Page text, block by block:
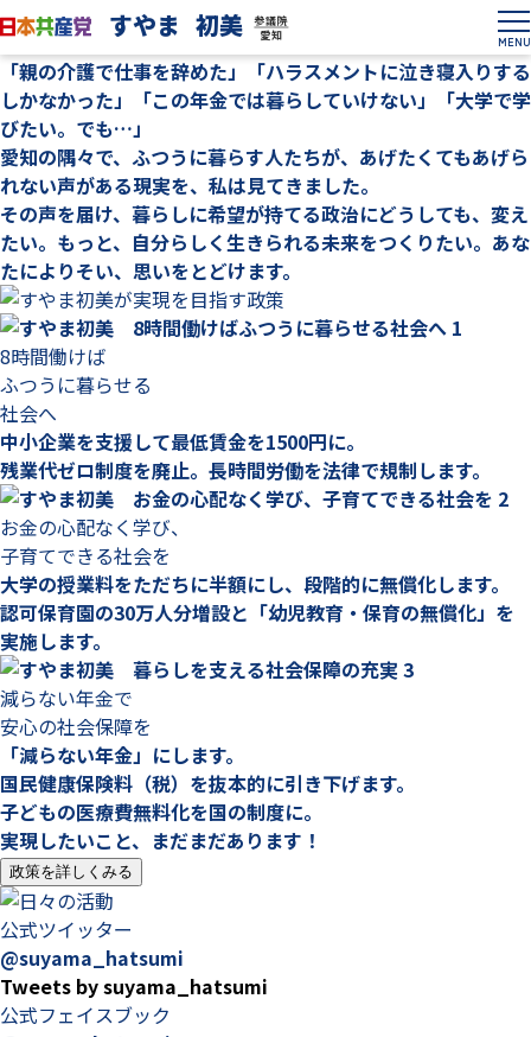
すやま 初美
参議院
愛知
MENU
こんにちは、すやま初美です。
「親の介護で仕事を辞めた」「ハラスメントに泣き寝入りする
しかなかった」「この年金では暮らしていけない」「大学で学
びたい。でも…」
愛知の隅々で、ふつうに暮らす人たちが、あげたくてもあげら
れない声がある現実を、私は見てきました。
その声を届け、暮らしに希望が持てる政治にどうしても、変え
たい。もっと、自分らしく生きられる未来をつくりたい。あな
たによりそい、思いをとどけます。
1
8時間働けば
ふつうに暮らせる
社会へ
中小企業を支援して最低賃金を1500円に。
残業代ゼロ制度を廃止。長時間労働を法律で規制します。
2
お金の心配なく学び、
子育てできる社会を
大学の授業料をただちに半額にし、段階的に無償化します。
認可保育園の30万人分増設と「幼児教育・保育の無償化」を
実施します。
3
減らない年金で
安心の社会保障を
「減らない年金」にします。
国民健康保険料（税）を抜本的に引き下げます。
子どもの医療費無料化を国の制度に。
実現したいこと、まだまだあります！
政策を詳しくみる
公式ツイッター
@suyama_hatsumi
Tweets by suyama_hatsumi
公式フェイスブック